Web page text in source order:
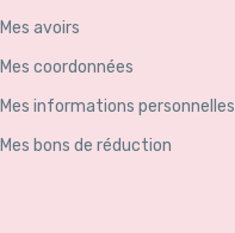
Mes avoirs
Mes coordonnées
Mes informations personnelles
Mes bons de réduction